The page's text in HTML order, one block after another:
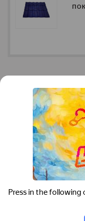
Контакты
Краснодар
+7 (861)
krov@krovsystem.com